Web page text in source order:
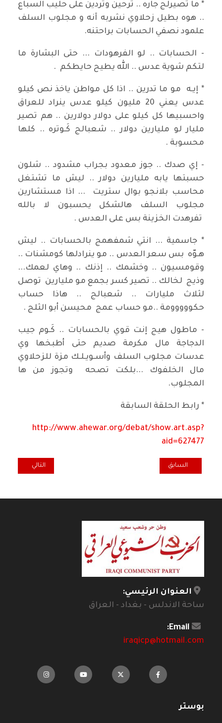
* ما تصيرلج جاره .. ترحين وتردين على حليب السباع
.. هوه بطيل زحلاوي نشربه آنه و مجلوب السلف
علمود نصفي الحسابات براحتنه.
- الحسابات .. لو الفرهودات ... حتى البشارة ما
لتكم شوية عدس .. الله يطيح حايطكم .
* إيـه مو ما تدرين .. اذا كل مواطن ياخذ نص كيلو
عدس يعني 20 مليون كيلو عدس ينراد للعراق
واحسبيها كل كيلو على دولار دولارين .. هم تصير
مليار لو مليارين دولار .. شعبالج كَـوتره .. كلها
محسوبة .
- إي صدك .. جوز معدود بجراب مشدود .. شلون
حسبتها يابه مليارين دولار .. ليش ما تشتغل
محاسب بلانجو بوال ستريت ... اذا مستشارين
مجلوب السلف هالشكل يحسبون لا بالله
تفرهدت الخزينة بس على العدس .
* جاسمية ... انتي شمفهمج بالحسابات .. ليش
هـوّه بس سعر العدس .. مو ينرادلها كومشنات ..
وقومسيون .. وخشمك .. إذنك .. وهاي لعمك...
وذيج لخالك .. تصير كسر بجمع مو مليارين توصل
لثلاث مليارات .. شعبالج .. هاذا حساب
حكووووومة ..مو حساب عمج محيسن أبو الثلج .
- ماطول هيج إنت قوي بالحسابات .. كَـوم جيب
الدجاجة مال مكرمة صديم حتى أطبخها وي
عدسات مجلوب السلف وأسـويـلـك مزة للزحلاوي
مال الخلفوك ...بلكت تصحه وتجوز من ها
المجلوب.
* رابط الحلقة السابقة
http://www.ahewar.org/debat/show.art.asp?
aid=627477
المقال السابق: زامل سعيد فتاح شاعرٌ كلماته تخرج من القلب لتدخل
السابق المقال
التالي
العنوان الرئيسي:
ساحة الاندلس - بغداد - العراق
Email:
iraqicp@hotmail.com
بوستر